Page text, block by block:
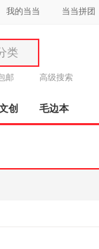
我的当当 当当拼团
类
邮 高级搜索
创 毛边本